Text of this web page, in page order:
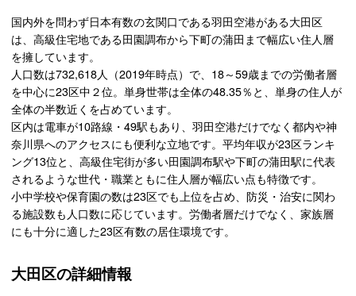
国内外を問わず日本有数の玄関口である羽田空港がある大田区
は、高級住宅地である田園調布から下町の蒲田まで幅広い住人層
を擁しています。
人口数は732,618人（2019年時点）で、18～59歳までの労働者層
を中心に23区中２位。単身世帯は全体の48.35％と、単身の住人が
全体の半数近くを占めています。
区内は電車が10路線・49駅もあり、羽田空港だけでなく都内や神
奈川県へのアクセスにも便利な立地です。平均年収が23区ランキ
ング13位と、高級住宅街が多い田園調布駅や下町の蒲田駅に代表
されるような世代・職業ともに住人層が幅広い点も特徴です。
小中学校や保育園の数は23区でも上位を占め、防災・治安に関わ
る施設数も人口数に応じています。労働者層だけでなく、家族層
にも十分に適した23区有数の居住環境です。
大田区の詳細情報